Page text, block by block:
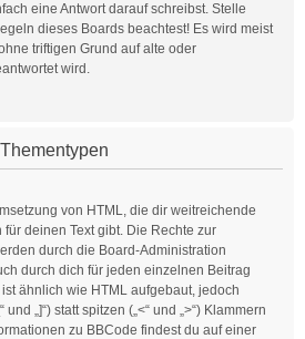
eine Antwort darauf schreibst. Stelle
dieses Boards beachtest! Es wird meist
triftigen Grund auf alte oder
wird.
von HTML, die dir weitreichende
deinen Text gibt. Die Rechte zur
durch die Board-Administration
durch dich für jeden einzelnen Beitrag
ähnlich wie HTML aufgebaut, jedoch
„]“) statt spitzen („<“ und „>“) Klammern
zu BBCode findest du auf einer